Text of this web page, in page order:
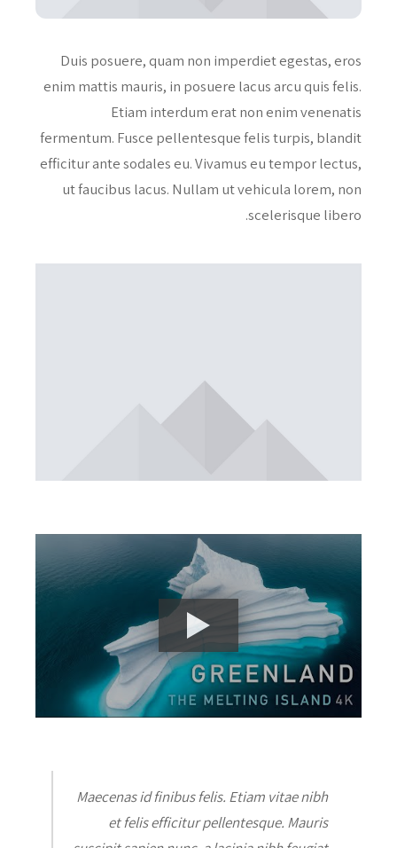
Duis posuere, quam non imperdiet egestas, eros
enim mattis mauris, in posuere lacus arcu quis felis.
Etiam interdum erat non enim venenatis
fermentum. Fusce pellentesque felis turpis, blandit
efficitur ante sodales eu. Vivamus eu tempor lectus,
ut faucibus lacus. Nullam ut vehicula lorem, non
scelerisque libero.
Maecenas id finibus felis. Etiam vitae nibh
et felis efficitur pellentesque. Mauris